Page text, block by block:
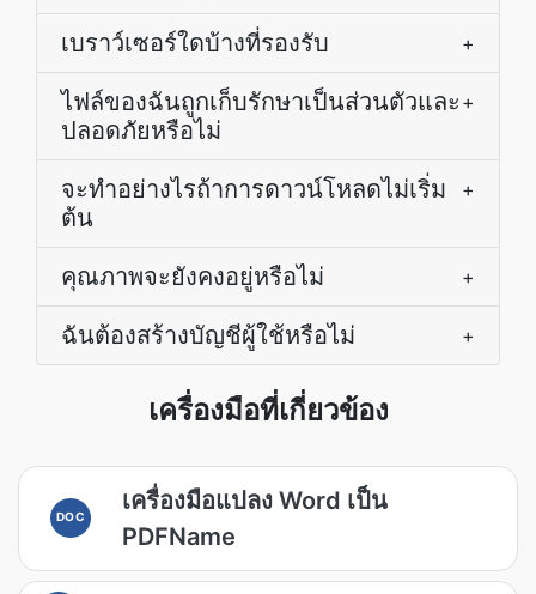
เบราว์เซอร์ใดบ้างที่รองรับ +
ไฟล์ของฉันถูกเก็บรักษาเป็นส่วนตัวและ
ปลอดภัยหรือไม่
+
จะทำอย่างไรถ้าการดาวน์โหลดไม่เริ่ม
ต้น
+
คุณภาพจะยังคงอยู่หรือไม่ +
ฉันต้องสร้างบัญชีผู้ใช้หรือไม่ +
เครื่องมือที่เกี่ยวข้อง
DOC
เครื่องมือแปลง Word เป็น
PDFName